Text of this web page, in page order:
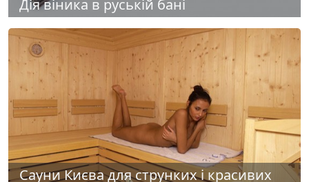
Дія віника в руській бані
Сауни Києва для струнких і красивих